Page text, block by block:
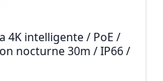
4K intelligente / PoE /
nocturne 30m / IP66 /